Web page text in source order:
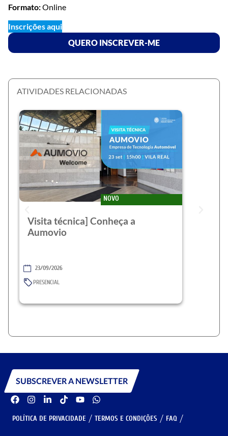
Formato:Online
Inscrições aqui
QUERO INSCREVER-ME
ATIVIDADES RELACIONADAS
NOVO
Visita técnica] Conheça a
Aumovio
23/09/2026
PRESENCIAL
SUBSCREVER A NEWSLETTER
POLÍTICA DE PRIVACIDADE TERMOS E CONDIÇÕES FAQ